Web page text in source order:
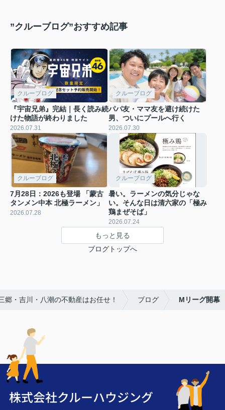
”クルーブログ”おすすめ記事
クルーブログ
『宇宙兄弟』完結｜長く読み続
けた物語が終わりました
2026.07.31
クルーブログ
パパ友・ママ友を避け続けた
男、ついにプールへ行く
2026.07.30
クルーブログ
7月28日：2026も登場 「蒙古
タンメン中本 北極ラーメン」
2026.07.28
クルーブログ
暑い。ラーメンの気分じゃな
い。そんな日は清六家の「極み
鶏まぜそば」
2026.07.24
もっと見る
ブログトップへ
・吉川・八潮の不動産はお任せ！ ブログ Mリーグ開幕
株式会社クルーハウジング